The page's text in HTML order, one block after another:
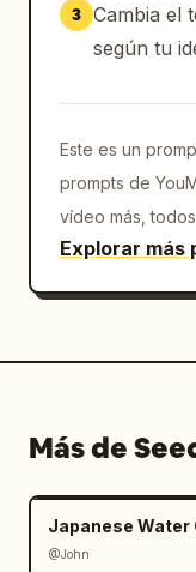
3 Cambia el
según tu
Este es un
prompts de
vídeo más,
Explorar más
Más de
Japanese Water
@John